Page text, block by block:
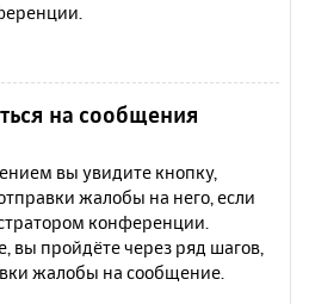
на сообщения
вы увидите кнопку,
жалобы на него, если
конференции.
вы пройдёте через ряд шагов,
жалобы на сообщение.